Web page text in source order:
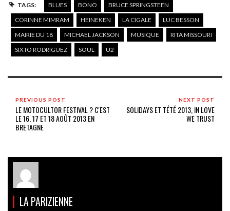
TAGS: BLUES BONO
BRUCE SPRINGSTEEN
CORINNE MIMRAM
HEINEKEN LA CIGALE
LUC BESSON
MAIRIE DU 18
MICHAEL JACKSON MUSIQUE
RITA MISSOURI
SIXTO RODRIGUEZ
SOUL U2
PREVIOUS POST
LE MOTOCULTOR FESTIVAL ? C'EST
LE 16, 17 ET 18 AOÛT 2013 EN
BRETAGNE
NEXT POST
SOLIDAYS ET TÉTÉ 2013, IN LOVE
WE TRUST
LA PARIZIENNE